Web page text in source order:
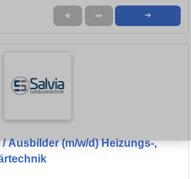
★ ➦ ➜
Ausbilder (m/w/d) Heizungs-,